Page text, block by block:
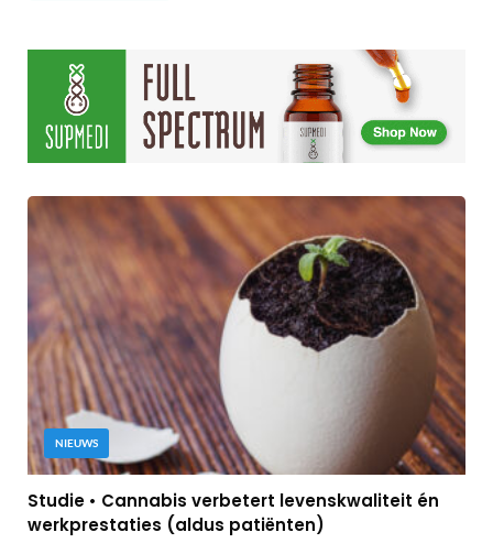
NIEUWS
Studie • Cannabis verbetert levenskwaliteit én
werkprestaties (aldus patiënten)